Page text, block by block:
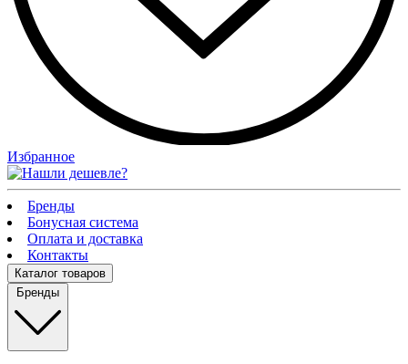
Избранное
Бренды
Бонусная система
Оплата и доставка
Контакты
Каталог товаров
Бренды